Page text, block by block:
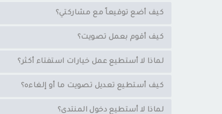
كيف أضع توقيعاً مع مشاركتي؟
كيف أقوم بعمل تصويت؟
لماذا لا أستطيع عمل خيارات استفتاء أكثر؟
كيف أستطيع تعديل تصويت ما أو إلغاءه؟
لماذا لا أستطيع دخول المنتدى؟